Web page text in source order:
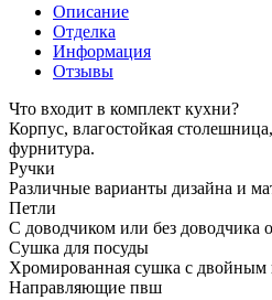
Описание
Отделка
Информация
Отзывы
Что входит в комплект кухни?
Корпус, влагостойкая
фурнитура.
Ручки
Различные варианты дизайна и
Петли
С доводчиком или без доводчика
Сушка для посуды
Хромированная сушка с двойным
Направляющие пвш